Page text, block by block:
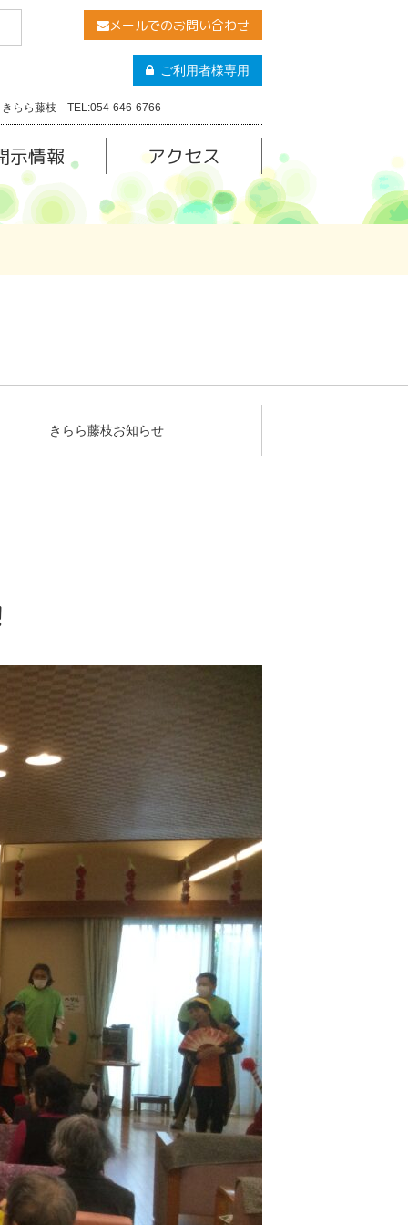
メールでのお問い合わせ
ご利用者様専用
きらら藤枝 TEL:054-646-6766
示情報 アクセス
きらら藤枝お知らせ